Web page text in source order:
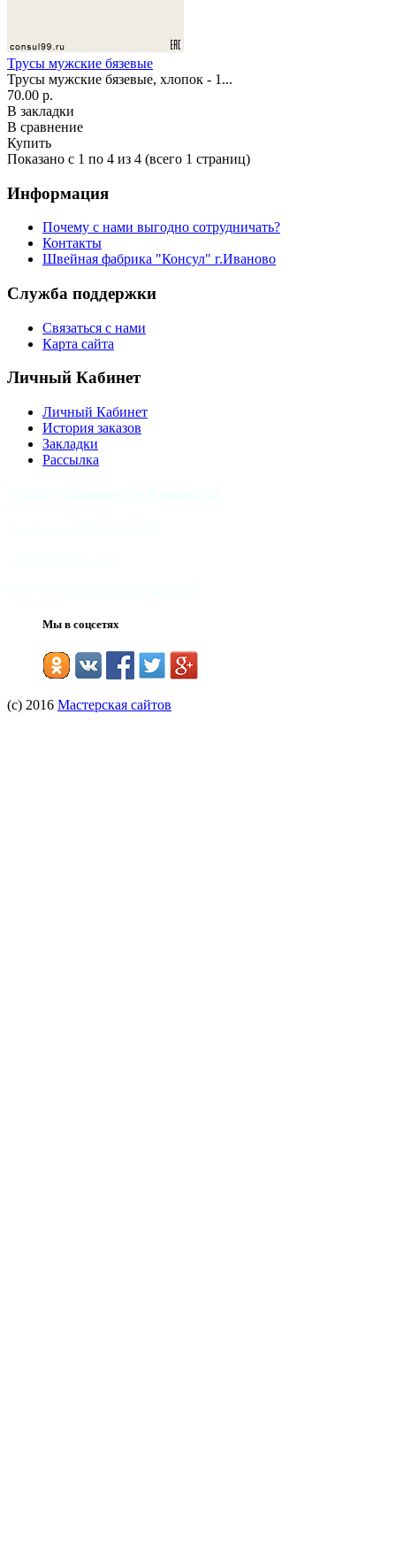
Трусы мужские бязевые
Трусы мужские бязевые, хлопок - 1...
70.00 р.
В закладки
В сравнение
Купить
Показано с 1 по 4 из 4 (всего 1 страниц)
Информация
Почему с нами выгодно сотрудничать?
Контакты
Швейная фабрика "Консул" г.Иваново
Служба поддержки
Связаться с нами
Карта сайта
Личный Кабинет
Личный Кабинет
История заказов
Закладки
Рассылка
Мы в соцсетях
(с) 2016 Мастерская сайтов